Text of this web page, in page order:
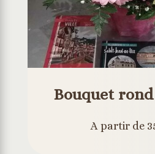
Bouquet
A partir de